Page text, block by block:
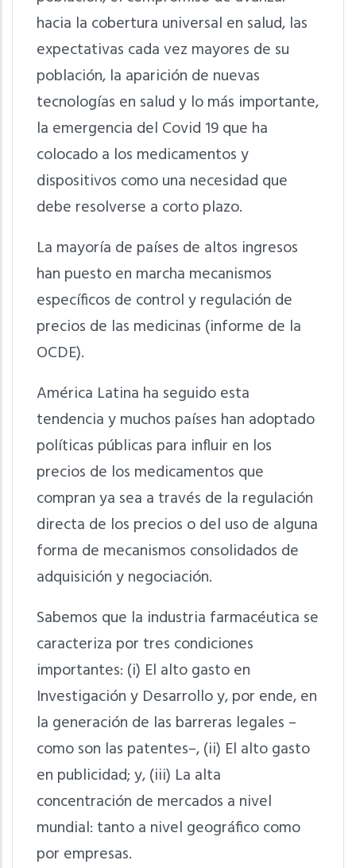
hacia la cobertura universal en salud, las
expectativas cada vez mayores de su
población, la aparición de nuevas
tecnologías en salud y lo más importante,
la emergencia del Covid 19 que ha
colocado a los medicamentos y
dispositivos como una necesidad que
debe resolverse a corto plazo.
La mayoría de países de altos ingresos
han puesto en marcha mecanismos
específicos de control y regulación de
precios de las medicinas (informe de la
OCDE).
América Latina ha seguido esta
tendencia y muchos países han adoptado
políticas públicas para influir en los
precios de los medicamentos que
compran ya sea a través de la regulación
directa de los precios o del uso de alguna
forma de mecanismos consolidados de
adquisición y negociación.
Sabemos que la industria farmacéutica se
caracteriza por tres condiciones
importantes: (i) El alto gasto en
Investigación y Desarrollo y, por ende, en
la generación de las barreras legales –
como son las patentes–, (ii) El alto gasto
en publicidad; y, (iii) La alta
concentración de mercados a nivel
mundial: tanto a nivel geográfico como
por empresas.